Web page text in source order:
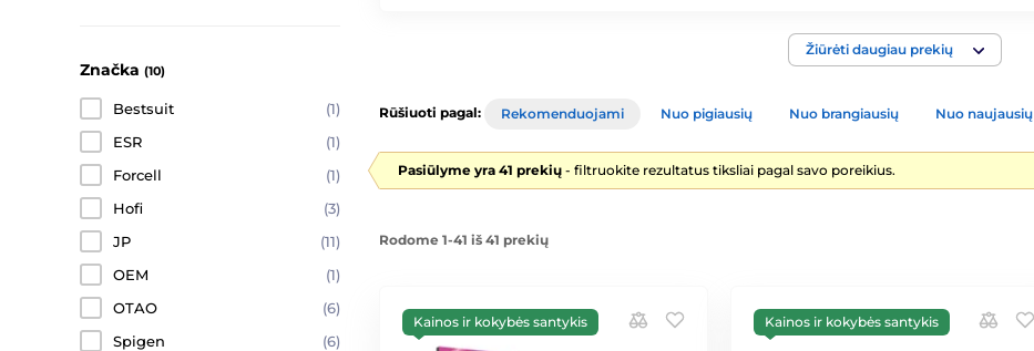
Žiūrėti daugiau prekių
Značka (10)
Bestsuit
(1)
ESR
(1)
Forcell
(1)
Hofi
(3)
JP
(11)
OEM
(1)
OTAO
(6)
Spigen
(6)
Rūšiuoti pagal: Rekomenduojami Nuo pigiausių Nuo brangiausių Nuo naujausių
Pasiūlyme yra 41 prekių - filtruokite rezultatus tiksliai pagal savo poreikius.
Rodome 1-41 iš 41 prekių
Kainos ir kokybės santykis Kainos ir kokybės santykis